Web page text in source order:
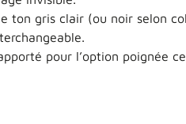
ton gris clair (ou noir selon
pour l’option poignée